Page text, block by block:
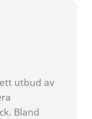
utbud av
Bland